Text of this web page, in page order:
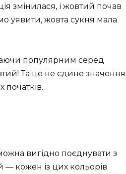
змінилася, і жовтий почав
уявити, жовта сукня мала
популярним серед
Та це не єдине значення
вигідно поєднувати з
— кожен із цих кольорів